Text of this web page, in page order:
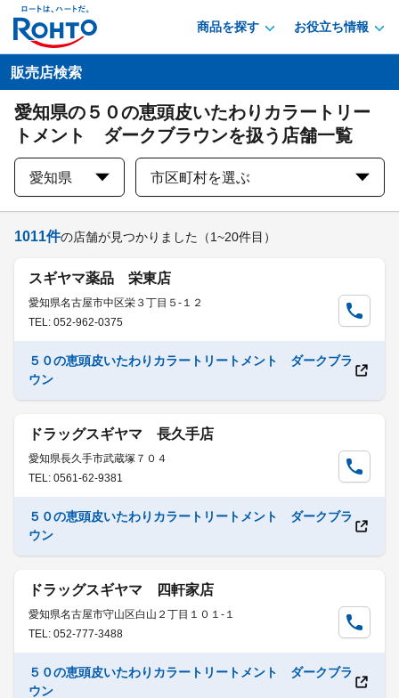
商品を探す お役立ち情報
販売店検索
愛知県の５０の恵頭皮いたわりカラートリー
トメント ダークブラウンを扱う店舗一覧
愛知県 市区町村を選ぶ
1011件の店舗が見つかりました （1~20件目）
スギヤマ薬品 栄東店
愛知県名古屋市中区栄３丁目５-１２
TEL: 052-962-0375
５０の恵頭皮いたわりカラートリートメント ダークブラ
ウン
ドラッグスギヤマ 長久手店
愛知県長久手市武蔵塚７０４
TEL: 0561-62-9381
５０の恵頭皮いたわりカラートリートメント ダークブラ
ウン
ドラッグスギヤマ 四軒家店
愛知県名古屋市守山区白山２丁目１０１-１
TEL: 052-777-3488
５０の恵頭皮いたわりカラートリートメント ダークブラ
ウン